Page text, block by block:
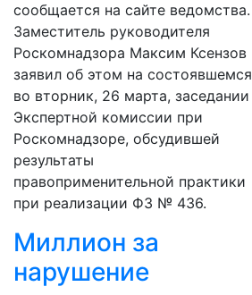
сообщается на сайте ведомства.
Заместитель руководителя
Роскомнадзора Максим Ксензов
заявил об этом на состоявшемся
во вторник, 26 марта, заседании
Экспертной комиссии при
Роскомнадзоре, обсудившей
результаты
правоприменительной практики
при реализации ФЗ № 436.
Миллион за
нарушение